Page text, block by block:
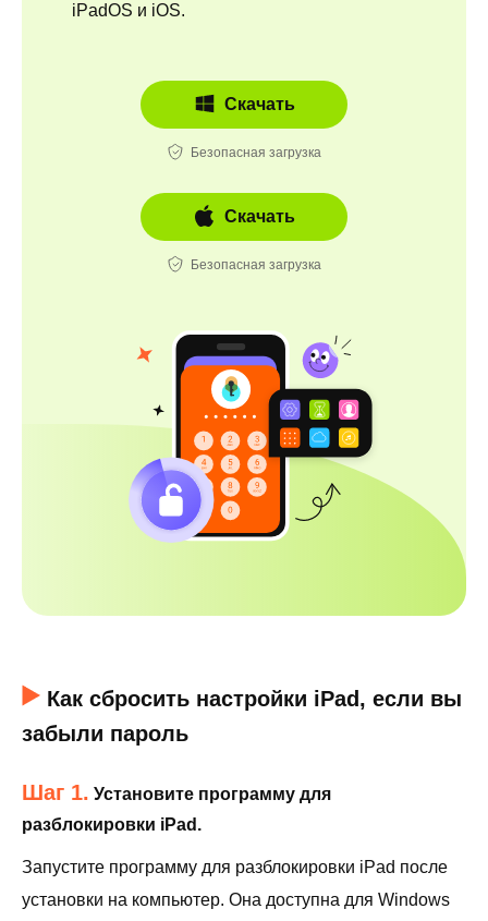
iPadOS и iOS.
Скачать
Безопасная загрузка
Скачать
Безопасная загрузка
Как сбросить настройки iPad, если вы
забыли пароль
Шаг 1. Установите программу для
разблокировки iPad.
Запустите программу для разблокировки iPad после
установки на компьютер. Она доступна для Windows